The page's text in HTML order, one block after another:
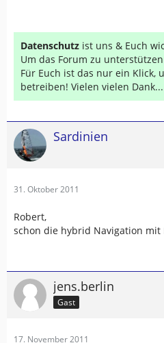
Datenschutz ist uns & Euch
Um das Forum zu
Für Euch ist das nur ein Klick,
betreiben! Vielen vielen Dank...
Sardinien
31. Oktober 2011
Robert,
schon die hybrid Navigation mit
jens.berlin
Gast
17. November 2011